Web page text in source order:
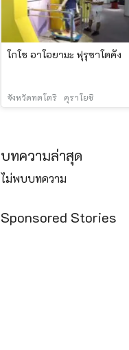
โกโช อาโอยามะ ฟุรุซาโตคัง
จังหวัดทตโตริ คุราโยชิ
บทความล่าสุด
ไม่พบบทความ
Sponsored Stories